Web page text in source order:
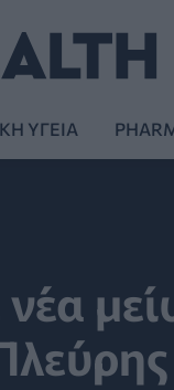
ΥΓΕΙΑ
νέα